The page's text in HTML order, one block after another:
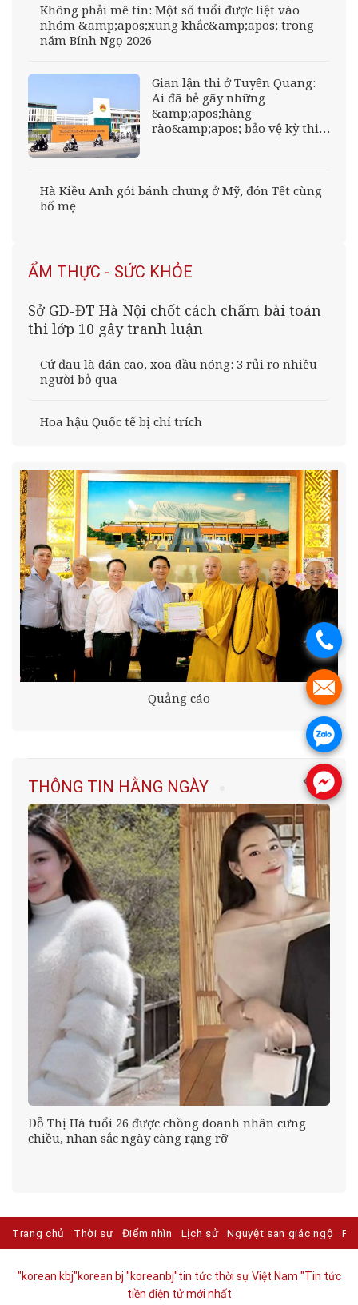
Không phải mê tín: Một số tuổi được liệt vào
nhóm &amp;apos;xung khắc&amp;apos; trong
năm Bính Ngọ 2026
Gian lận thi ở Tuyên Quang:
Ai đã bẻ gãy những
&amp;apos;hàng
rào&amp;apos; bảo vệ kỳ thi
Hà Kiều Anh gói bánh chưng ở Mỹ, đón Tết cùng
bố mẹ
ẨM THỰC - SỨC KHỎE
Sở GD-ĐT Hà Nội chốt cách chấm bài toán
thi lớp 10 gây tranh luận
Cứ đau là dán cao, xoa dầu nóng: 3 rủi ro nhiều
người bỏ qua
Hoa hậu Quốc tế bị chỉ trích
Quảng cáo
THÔNG TIN HẰNG NGÀY
Đỗ Thị Hà tuổi 26 được chồng doanh nhân cưng
chiều, nhan sắc ngày càng rạng rỡ
Trang chủ Thời sự Điểm nhìn Lịch sử Nguyệt san giác ngộ
"korean kbj​"korean bj "koreanbj​"tin tức thời sự Việt Nam "Tin tức
tiền điện tử mới nhất​
.
.
.
.